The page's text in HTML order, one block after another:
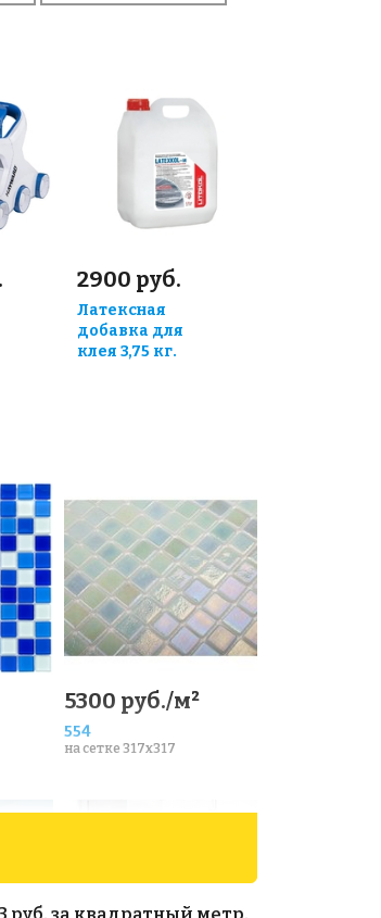
2900 руб.
Латексная
добавка для
клея 3,75 кг.
5300 руб./м²
554
на сетке 317x317